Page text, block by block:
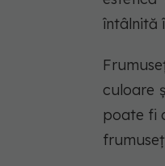
întâlnită
culoare
poate fi